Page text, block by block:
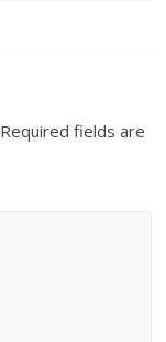
Required fields are